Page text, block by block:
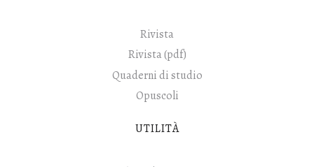
Rivista
Rivista (pdf)
Quaderni di studio
Opuscoli
UTILITÀ